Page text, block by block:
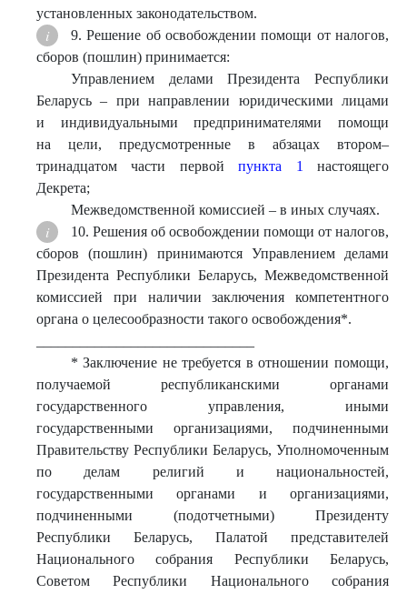
установленных законодательством.
9. Решение об освобождении помощи от налогов,
сборов (пошлин) принимается:
Управлением делами Президента Республики
Беларусь – при направлении юридическими лицами
и индивидуальными предпринимателями помощи
на цели, предусмотренные в абзацах втором–
тринадцатом части первойпункта 1
настоящего
Декрета;
Межведомственной комиссией – в иных случаях.
10. Решения об освобождении помощи от налогов,
сборов (пошлин) принимаются Управлением делами
Президента Республики Беларусь, Межведомственной
комиссией при наличии заключения компетентного
органа о целесообразности такого освобождения*.
* Заключение не требуется в отношении помощи,
получаемой республиканскими органами
государственного управления, иными
государственными организациями, подчиненными
Правительству Республики Беларусь, Уполномоченным
по делам религий и национальностей,
государственными органами и организациями,
подчиненными (подотчетными) Президенту
Республики Беларусь, Палатой представителей
Национального собрания Республики Беларусь,
Советом Республики Национального собрания